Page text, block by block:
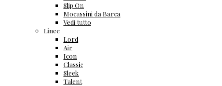
Slip On
Mocassini da Barca
Vedi tutto
Linee
Lord
Air
Icon
Classic
Sleek
Talent